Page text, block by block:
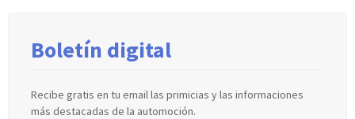
Boletín digital
Recibe gratis en tu email las primicias y las informaciones
más destacadas de la automoción.